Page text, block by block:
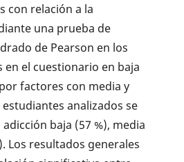
con relación a la
una prueba de
de Pearson en los
el cuestionario en baja
factores con media y
analizados se
baja (57 %), media
Los resultados generales